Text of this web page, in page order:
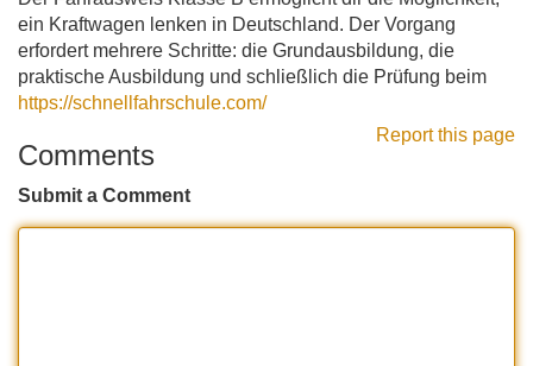
ein Kraftwagen lenken in Deutschland. Der Vorgang
erfordert mehrere Schritte: die Grundausbildung, die
praktische Ausbildung und schließlich die Prüfung beim
https://schnellfahrschule.com/
Report this page
Comments
Submit a Comment